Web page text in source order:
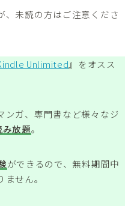
、未読の方はご注意くださ
Unlimited』をオスス
ンガ、専門書など様々なジ
放題。
ができるので、無料期間中
せん。